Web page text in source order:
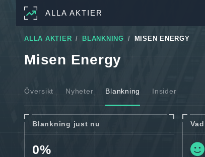
ALLA AKTIER
ALLA AKTIER BLANKNING MISEN ENERGY
Misen Energy
Översikt Nyheter Blankning Insider
Blankning just nu
0%